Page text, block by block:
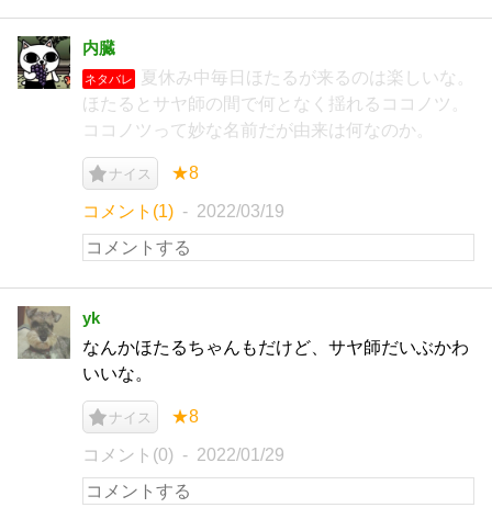
内臓
ネタバレ
夏休み中毎日ほたるが来るのは楽しいな。
ほたるとサヤ師の間で何となく揺れるココノツ。
ココノツって妙な名前だが由来は何なのか。
ナイス ★8
コメント(1) 2022/03/19
yk
なんかほたるちゃんもだけど、サヤ師だいぶかわ
いいな。
ナイス ★8
コメント(0) 2022/01/29